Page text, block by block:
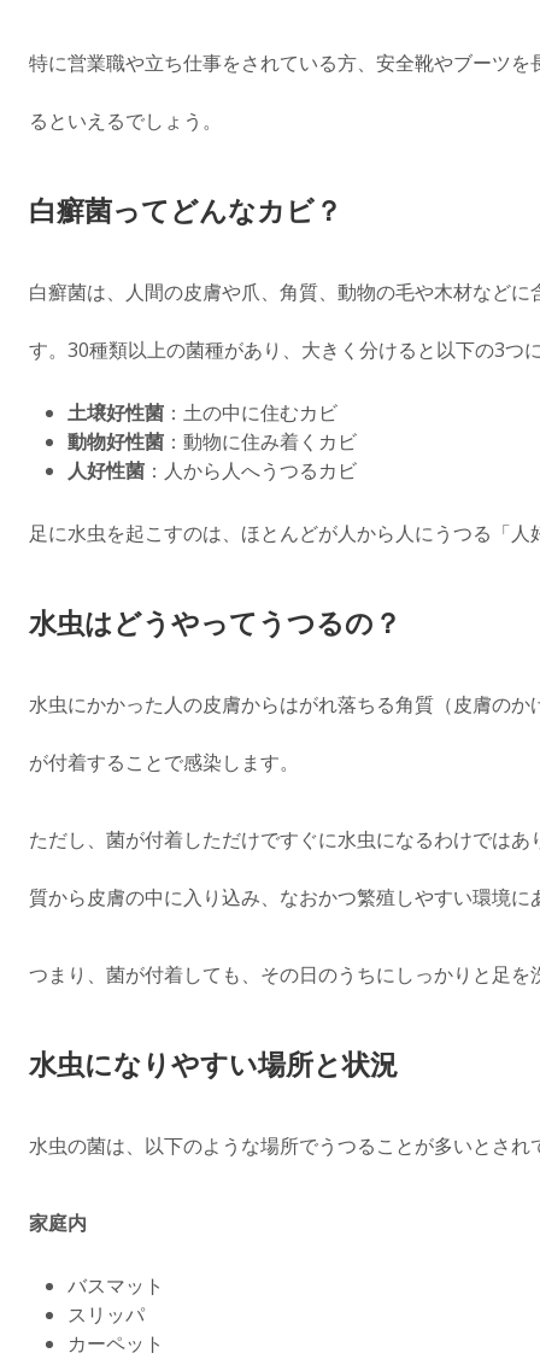
特に営業職や立ち仕事をされている方、安全靴やブーツ
るといえるでしょう。
白癬菌ってどんなカビ？
白癬菌は、人間の皮膚や爪、角質、動物の毛や木材など
す。30種類以上の菌種があり、大きく分けると以下の3つ
土壌好性菌 ：土の中に住むカビ
動物好性菌 ：動物に住み着くカビ
人好性菌 ：人から人へうつるカビ
足に水虫を起こすのは、ほとんどが人から人にうつる「人
水虫はどうやってうつるの？
水虫にかかった人の皮膚からはがれ落ちる角質（皮膚の
が付着することで感染します。
ただし、菌が付着しただけですぐに水虫になるわけでは
質から皮膚の中に入り込み、なおかつ繁殖しやすい環境に
つまり、菌が付着しても、その日のうちにしっかりと足
水虫になりやすい場所と状況
水虫の菌は、以下のような場所でうつることが多いとされ
家庭内
バスマット
スリッパ
カーペット